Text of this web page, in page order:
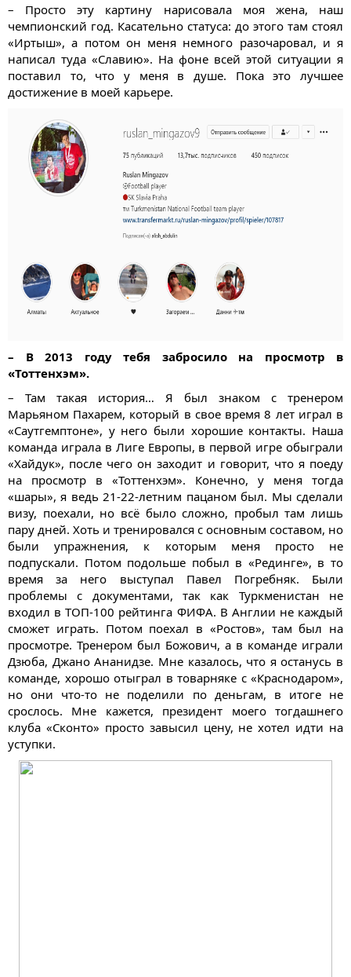
– Просто эту картину нарисовала моя жена, наш
чемпионский год. Касательно статуса: до этого там стоял
«Иртыш», а потом он меня немного разочаровал, и я
написал туда «Славию». На фоне всей этой ситуации я
поставил то, что у меня в душе. Пока это лучшее
достижение в моей карьере.
– В 2013 году тебя забросило на просмотр в
«Тоттенхэм».
– Там такая история… Я был знаком с тренером
Марьяном Пахарем, который в свое время 8 лет играл в
«Саутгемптоне», у него были хорошие контакты. Наша
команда играла в Лиге Европы, в первой игре обыграли
«Хайдук», после чего он заходит и говорит, что я поеду
на просмотр в «Тоттенхэм». Конечно, у меня тогда
«шары», я ведь 21-22-летним пацаном был. Мы сделали
визу, поехали, но всё было сложно, пробыл там лишь
пару дней. Хоть и тренировался с основным составом, но
были упражнения, к которым меня просто не
подпускали. Потом подольше побыл в «Рединге», в то
время за него выступал Павел Погребняк. Были
проблемы с документами, так как Туркменистан не
входил в ТОП-100 рейтинга ФИФА. В Англии не каждый
сможет играть. Потом поехал в «Ростов», там был на
просмотре. Тренером был Божович, а в команде играли
Дзюба, Джано Ананидзе. Мне казалось, что я останусь в
команде, хорошо отыграл в товарняке с «Краснодаром»,
но они что-то не поделили по деньгам, в итоге не
срослось. Мне кажется, президент моего тогдашнего
клуба «Сконто» просто завысил цену, не хотел идти на
уступки.